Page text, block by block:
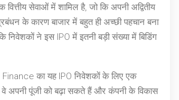
वित्तीय सेवाओं में शामिल है, जो कि अपनी अद्वितीय
के कारण बाजार में बहुत ही अच्छी पहचान बना
निवेशकों ने इस IPO में इतनी बड़ी संख्या में बिडिंग
का यह IPO निवेशकों के लिए एक
वे अपनी पूंजी को बढ़ा सकते हैं और कंपनी के विकास